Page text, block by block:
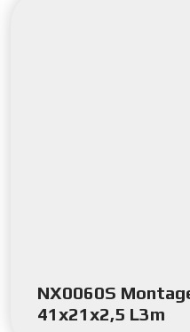
NX0060S
41x21x2,5 L3m